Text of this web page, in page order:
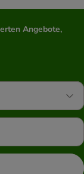
Angebote,